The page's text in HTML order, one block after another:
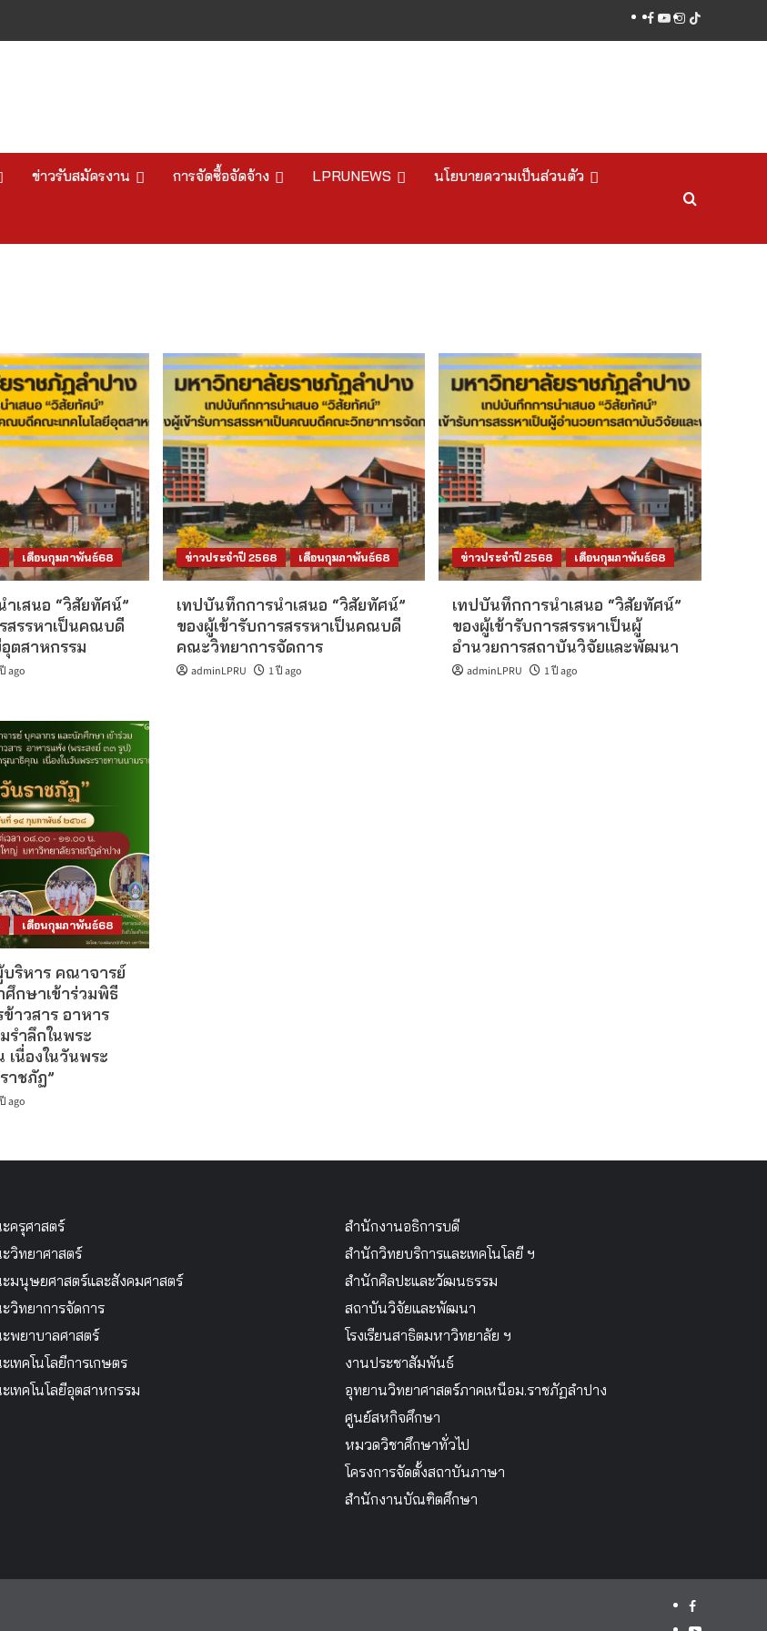
facebook
youtube
instagram
tiktok
ข่าวรับสมัครงาน การจัดซื้อจัดจ้าง LPRUNEWS นโยบายความเป็นส่วนตัว
เดือนกุมภาพันธ์68
เสนอ “วิสัยทัศน์”
สรรหาเป็นคณบดี
ตสาหกรรม
ago
ข่าวประจำปี 2568 เดือนกุมภาพันธ์68
เทปบันทึกการนำเสนอ “วิสัยทัศน์”
ของผู้เข้ารับการสรรหาเป็นคณบดี
คณะวิทยาการจัดการ
adminLPRU 1 ปี ago
ข่าวประจำปี 2568 เดือนกุมภาพันธ์68
เทปบันทึกการนำเสนอ “วิสัยทัศน์”
ของผู้เข้ารับการสรรหาเป็นผู้
อำนวยการสถาบันวิจัยและพัฒนา
adminLPRU 1 ปี ago
เดือนกุมภาพันธ์68
บริหาร คณาจารย์
กษาเข้าร่วมพิธี
าวสาร อาหาร
รำลึกในพระ
นื่องในวันพระ
าชภัฏ”
ago
ครุศาสตร์
วิทยาศาสตร์
มนุษยศาสตร์และสังคมศาสตร์
วิทยาการจัดการ
พยาบาลศาสตร์
เทคโนโลยีการเกษตร
เทคโนโลยีอุตสาหกรรม
สำนักงานอธิการบดี
สำนักวิทยบริการและเทคโนโลยี ฯ
สำนักศิลปะและวัฒนธรรม
สถาบันวิจัยและพัฒนา
โรงเรียนสาธิตมหาวิทยาลัย ฯ
งานประชาสัมพันธ์
อุทยานวิทยาศาสตร์ภาคเหนือม.ราชภัฏลำปาง
ศูนย์สหกิจศึกษา
หมวดวิชาศึกษาทั่วไป
โครงการจัดตั้งสถาบันภาษา
สำนักงานบัณฑิตศึกษา
facebook
youtube